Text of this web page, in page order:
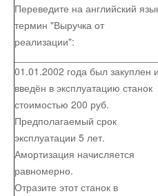
Переведите на английский
термин "Выручка от
реализации":
01.01.2002 года был закуплен и
введён в эксплуатацию станок
стоимостью 200 руб.
Предполагаемый срок
эксплуатации 5 лет.
Амортизация начисляется
равномерно.
Отразите этот станок в